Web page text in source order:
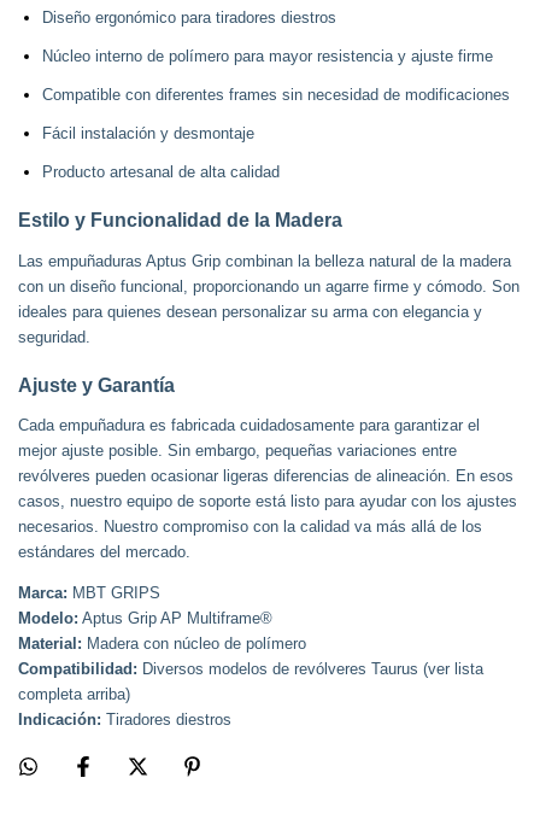
Diseño ergonómico para tiradores diestros
Núcleo interno de polímero para mayor resistencia y ajuste firme
Compatible con diferentes frames sin necesidad de modificaciones
Fácil instalación y desmontaje
Producto artesanal de alta calidad
Estilo y Funcionalidad de la Madera
Las empuñaduras Aptus Grip combinan la belleza natural de la madera
con un diseño funcional, proporcionando un agarre firme y cómodo. Son
ideales para quienes desean personalizar su arma con elegancia y
seguridad.
Ajuste y Garantía
Cada empuñadura es fabricada cuidadosamente para garantizar el
mejor ajuste posible. Sin embargo, pequeñas variaciones entre
revólveres pueden ocasionar ligeras diferencias de alineación. En esos
casos, nuestro equipo de soporte está listo para ayudar con los ajustes
necesarios. Nuestro compromiso con la calidad va más allá de los
estándares del mercado.
Marca: MBT GRIPS
Modelo: Aptus Grip AP Multiframe®
Material: Madera con núcleo de polímero
Compatibilidad: Diversos modelos de revólveres Taurus (ver lista
completa arriba)
Indicación: Tiradores diestros